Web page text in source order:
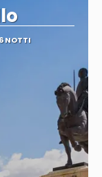
6 NOTTI